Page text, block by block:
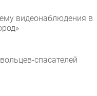
видеонаблюдения в
спасателей